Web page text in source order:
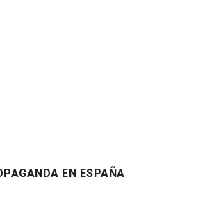
EN ESPAÑA